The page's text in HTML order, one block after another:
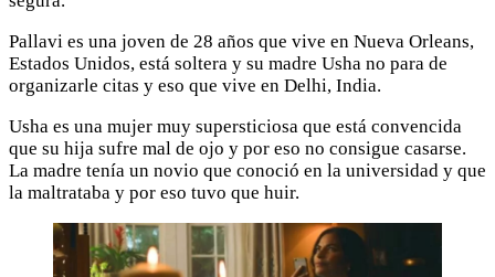
Pallavi es una joven de 28 años que vive en Nueva Orleans,
Estados Unidos, está soltera y su madre Usha no para de
organizarle citas y eso que vive en Delhi, India.
Usha es una mujer muy supersticiosa que está convencida
que su hija sufre mal de ojo y por eso no consigue casarse.
La madre tenía un novio que conoció en la universidad y que
la maltrataba y por eso tuvo que huir.